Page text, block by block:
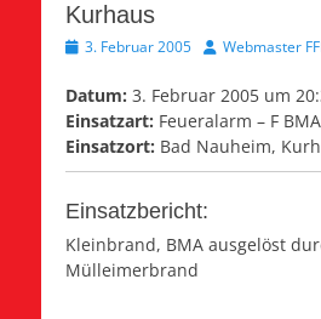
Kurhaus
Veröffentlicht
3. Februar 2005 AutorWebmaster
Datum: 3. Februar 2005 um
Einsatzart: Feueralarm – F BMA
Einsatzort: Bad Nauheim,
Einsatzbericht:
Kleinbrand, BMA ausgelöst
Mülleimerbrand